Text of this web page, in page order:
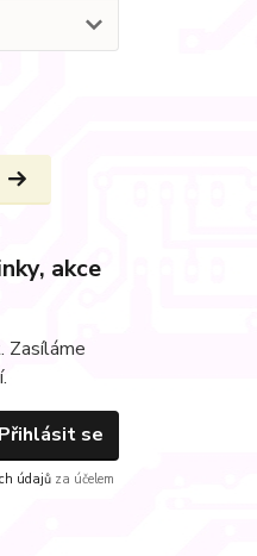
akce
Zasíláme
Přihlásit se
údajů za účelem